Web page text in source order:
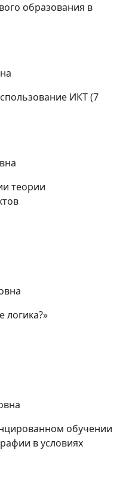
образования в
ИКТ (7
теории
логика?»
обучении
в условиях